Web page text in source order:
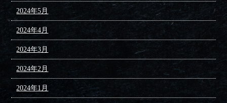
2024年5月
2024年4月
2024年3月
2024年2月
2024年1月